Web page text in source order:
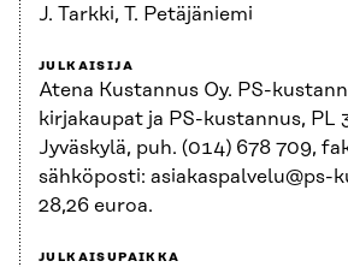
J. Tarkki, T. Petäjäniemi
JULKAISIJA
Atena Kustannus Oy. PS-
kirjakaupat ja PS-kustannus, PL
Jyväskylä, puh. (014) 678 709,
sähköposti: asiakaspalvelu@ps-
28,26 euroa.
JULKAISUPAIKKA